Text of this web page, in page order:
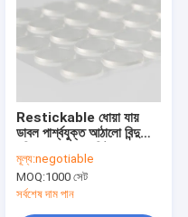
Restickable ধোয়া যায়
ডাবল পার্শ্বযুক্ত আঠালো বিন্দু
মূল্য:negotiable
MOQ:1000 সেট
সর্বশেষ দাম পান